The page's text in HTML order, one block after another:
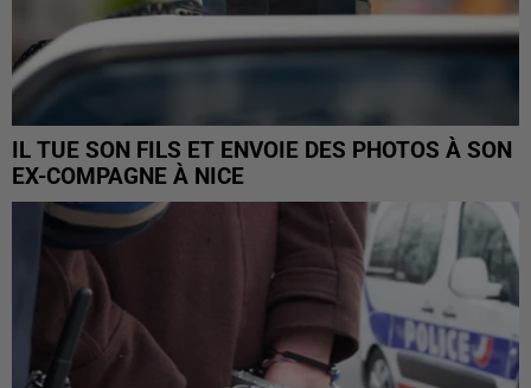
IL TUE SON FILS ET ENVOIE DES PHOTOS À SON
EX-COMPAGNE À NICE